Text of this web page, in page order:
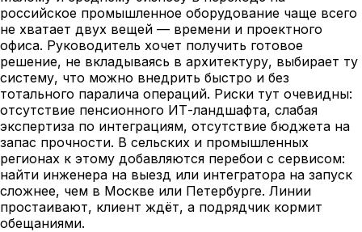
российское промышленное оборудование чаще всего
не хватает двух вещей — времени и проектного
офиса. Руководитель хочет получить готовое
решение, не вкладываясь в архитектуру, выбирает ту
систему, что можно внедрить быстро и без
тотального паралича операций. Риски тут очевидны:
отсутствие пенсионного ИТ-ландшафта, слабая
экспертиза по интеграциям, отсутствие бюджета на
запас прочности. В сельских и промышленных
регионах к этому добавляются перебои с сервисом:
найти инженера на выезд или интегратора на запуск
сложнее, чем в Москве или Петербурге. Линии
простаивают, клиент ждёт, а подрядчик кормит
обещаниями.